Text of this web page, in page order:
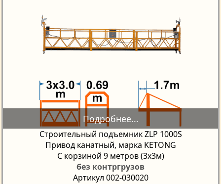
Строительный подъемник ZLP 1000S
Привод канатный, марка KETONG
С корзиной 9 метров (3х3м)
без контргрузов
Артикул 002-030020